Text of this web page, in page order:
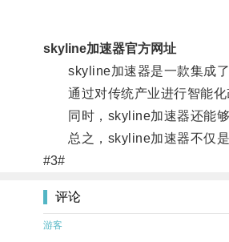
skyline加速器官方网址
skyline加速器是一款集成了
通过对传统产业进行智能化
同时，skyline加速器还能够
总之，skyline加速器不仅是
#3#
评论
游客